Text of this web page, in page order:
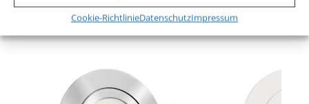
Cookie-RichtlinieDatenschutzImpressum
Ja
Abstrahlwinkel
20° Reflektor
Ähnliche Produkte